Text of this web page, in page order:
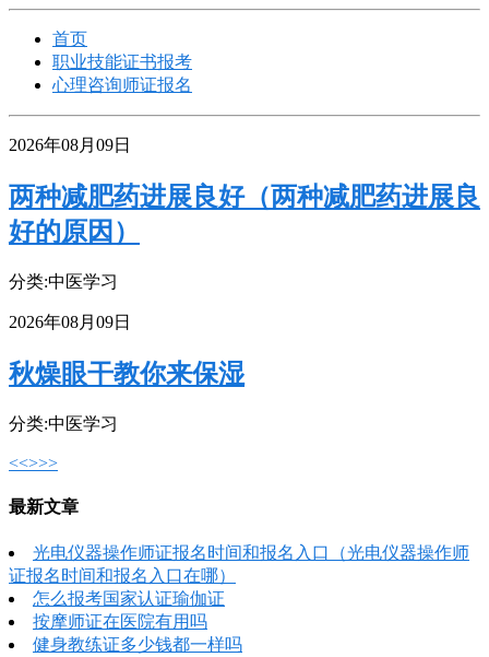
首页
职业技能证书报考
心理咨询师证报名
2026年08月09日
两种减肥药进展良好（两种减肥药进展良
好的原因）
分类:中医学习
2026年08月09日
秋燥眼干教你来保湿
分类:中医学习
<<>>>
最新文章
光电仪器操作师证报名时间和报名入口（光电仪器操作师
证报名时间和报名入口在哪）
怎么报考国家认证瑜伽证
按摩师证在医院有用吗
健身教练证多少钱都一样吗